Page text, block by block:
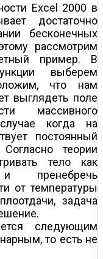
Excel 2000 в
достаточно
бесконечных
рассмотрим
пример. В
выберем
что нам
выглядеть поле
массивного
когда на
постоянный
теории
тело как
пренебречь
от температуры
задача
следующим
то есть не